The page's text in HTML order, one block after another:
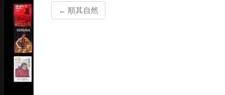
← 順其自然